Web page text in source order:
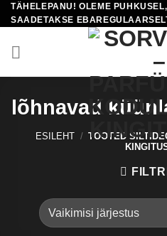
Skip
to
content
TÄHELEPANU! OLEME
SAADETAKSE
lõhnavad
ESILEHT / TOOTED